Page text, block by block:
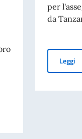
dei Ministri e Ministro
per
da
Leggi